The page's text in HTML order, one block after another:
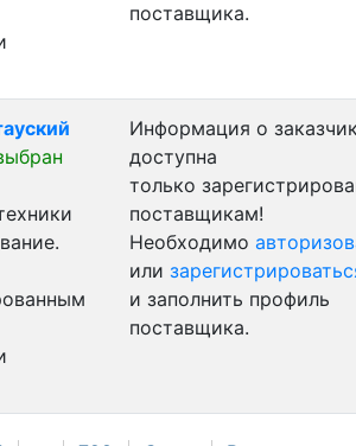
поставщика.
Информация о
доступна
только
поставщикам!
Необходимо
или
и заполнить профиль
поставщика.